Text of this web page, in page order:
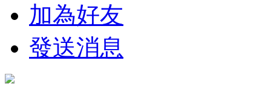
加為好友
發送消息